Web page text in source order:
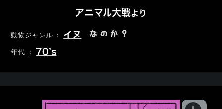
アニマル大戦より
動物ジャンル ： イヌ なのか？
年代 ： 70’s